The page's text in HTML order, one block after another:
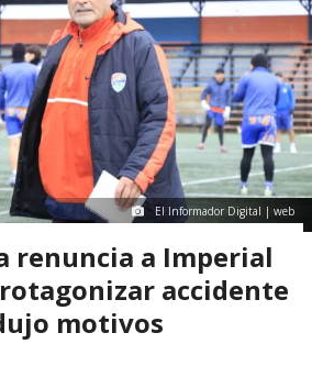
El Informador Digital | web
renuncia a Imperial
accidente
motivos